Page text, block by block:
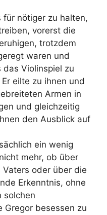
für nötiger zu halten,
vorerst die
trotzdem
waren und
das Violinspiel zu
eilte zu ihnen und
Armen in
und gleichzeitig
den Ausblick auf
ein wenig
mehr, ob über
oder über die
Erkenntnis, ohne
solchen
Gregor besessen zu